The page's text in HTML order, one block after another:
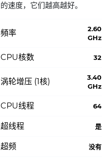
的速度，它们越高越好。
頻率
2.60
GHz
CPU核数 32
涡轮增压 (1核)
3.40
GHz
CPU线程 64
超线程 是
超频 没有